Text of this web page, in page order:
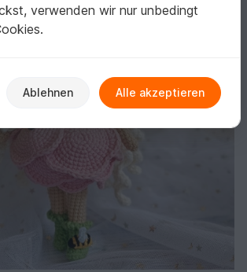
verwenden wir nur unbedingt
Ablehnen Alle akzeptieren